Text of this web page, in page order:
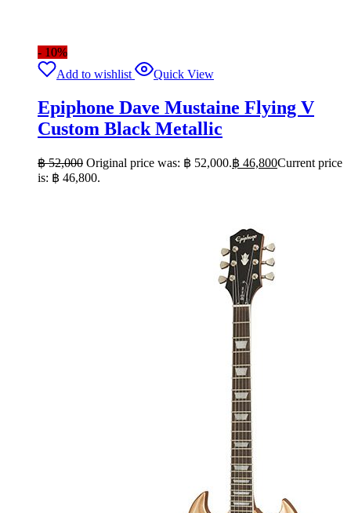
- 10%
Add to wishlist
Quick View
Epiphone Dave Mustaine Flying V
Custom Black Metallic
฿52,000 Original price was: ฿ 52,000.฿ 46,800Current price
is: ฿ 46,800.